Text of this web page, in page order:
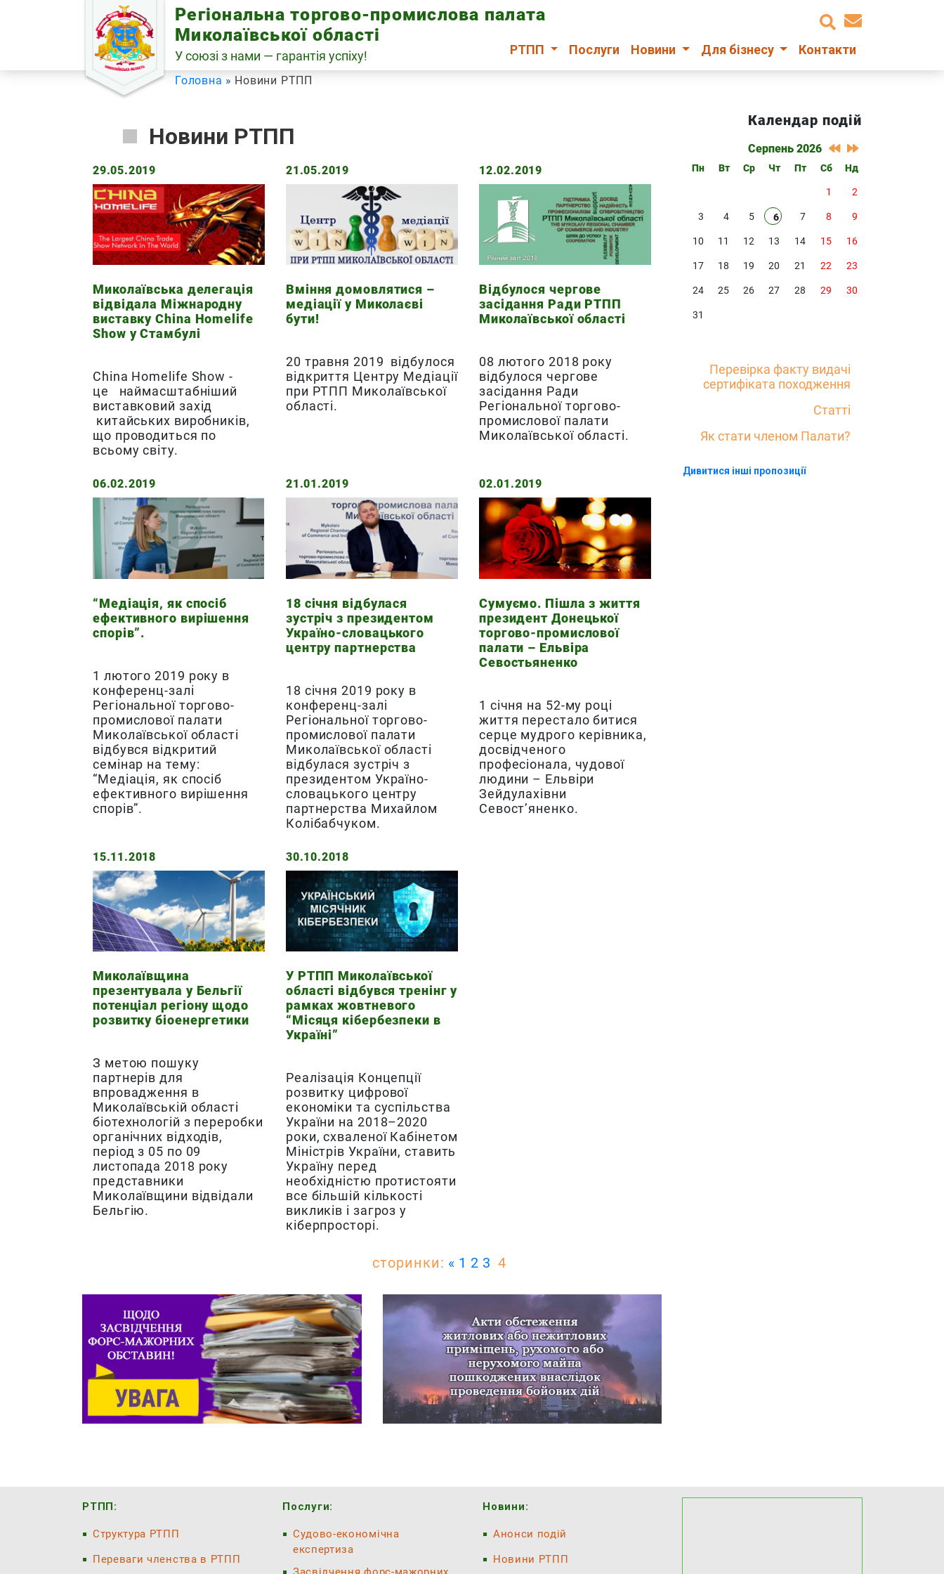
Регіональна торгово-промислова палата
Миколаївської області
У союзі з нами — гарантія успіху! РТПП Послуги Новини Для бізнесу Контакти
Головна Новини РТПП
Новини РТПП
29.05.2019
Миколаївська делегація
відвідала Міжнародну
виставку China Homelife
Show у Стамбулі
China Homelife Show -
це наймасштабніший
виставковий захід
китайських виробників,
що проводиться по
всьому світу.
21.05.2019
Вміння домовлятися –
медіації у Миколаєві
бути!
20 травня 2019 відбулося
відкриття Центру Медіації
при РТПП Миколаївської
області.
12.02.2019
Відбулося чергове
засідання Ради РТПП
Миколаївської області
08 лютого 2018 року
відбулося чергове
засідання Ради
Регіональної торгово-
промислової палати
Миколаївської області.
06.02.2019
“Медіація, як спосіб
ефективного вирішення
спорів”.
1 лютого 2019 року в
конференц-залі
Регіональної торгово-
промислової палати
Миколаївської області
відбувся відкритий
семінар на тему:
“Медіація, як спосіб
ефективного вирішення
спорів”.
21.01.2019
18 січня відбулася
зустріч з президентом
Україно-словацького
центру партнерства
18 січня 2019 року в
конференц-залі
Регіональної торгово-
промислової палати
Миколаївської області
відбулася зустріч з
президентом Україно-
словацького центру
партнерства Михайлом
Колібабчуком.
02.01.2019
Сумуємо. Пішла з життя
президент Донецької
торгово-промислової
палати – Ельвіра
Севостьяненко
1 січня на 52-му році
життя перестало битися
серце мудрого керівника,
досвідченого
професіонала, чудової
людини – Ельвіри
Зейдулахівни
Севост’яненко.
15.11.2018
Миколаївщина
презентувала у Бельгії
потенціал регіону щодо
розвитку біоенергетики
З метою пошуку
партнерів для
впровадження в
Миколаївській області
біотехнологій з переробки
органічних відходів,
період з 05 по 09
листопада 2018 року
представники
Миколаївщини відвідали
Бельгію.
30.10.2018
У РТПП Миколаївської
області відбувся тренінг у
рамках жовтневого
“Місяця кібербезпеки в
Україні”
Реалізація Концепції
розвитку цифрової
економіки та суспільства
України на 2018–2020
роки, схваленої Кабінетом
Міністрів України, ставить
Україну перед
необхідністю протистояти
все більшій кількості
викликів і загроз у
кіберпросторі.
сторинки: « 1 2 3 4
Календар подій
Серпень 2026
Пн Вт Ср Чт Пт Сб Нд
1 2
3 4 5 6 7 8 9
10 11 12 13 14 15 16
17 18 19 20 21 22 23
24 25 26 27 28 29 30
31
Перевірка факту видачі
сертифіката походження
Статті
Як стати членом Палати?
Дивитися інші пропозиції
РТПП:
Структура РТПП
Переваги членства в РТПП
Послуги:
Судово-економічна
експертиза
Новини:
Анонси подій
Новини РТПП